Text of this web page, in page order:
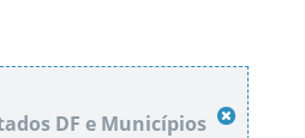
DF e Municípios